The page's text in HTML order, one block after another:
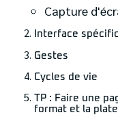
Capture
Interface
Gestes
Cycles de vie
TP : Faire une
format et la